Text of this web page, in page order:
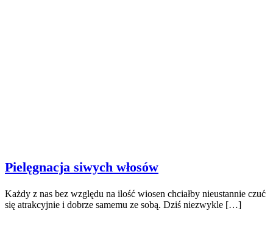
Pielęgnacja siwych włosów
Każdy z nas bez względu na ilość wiosen chciałby nieustannie czuć
się atrakcyjnie i dobrze samemu ze sobą. Dziś niezwykle […]